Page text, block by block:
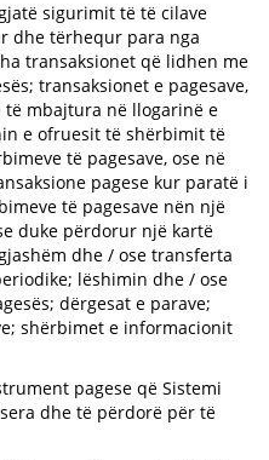
sigurimit të të cilave
dhe tërhequr para nga
transaksionet që lidhen me
transaksionet e pagesave,
mbajtura në llogarinë e
e ofruesit të shërbimit të
të pagesave, ose në
pagese kur paratë i
të pagesave nën një
duke përdorur një kartë
dhe / ose transferta
lëshimin dhe / ose
dërgesat e parave;
shërbimet e informacionit
pagese që Sistemi
dhe të përdorë për të